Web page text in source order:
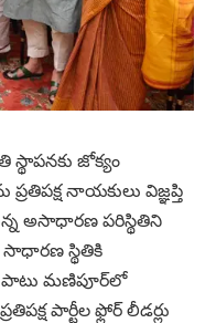
జోక్యం
నాయకులు విజ్ఞప్తి
అసాధారణ పరిస్థితిని
సాధారణ స్థితికి
పాటు మణిపూర్‌లో
పార్టీల ఫ్లోర్‌ లీడర్లు